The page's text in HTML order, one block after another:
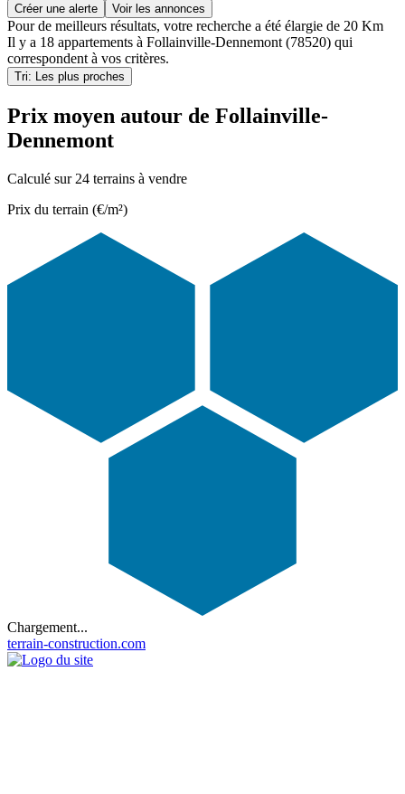
Créer une alerte Voir les annonces
Pour de meilleurs résultats, votre recherche a été élargie de 20 Km
Il y a 18 appartements à Follainville-Dennemont (78520) qui
correspondent à vos critères.
Tri: Les plus proches
Prix moyen autour de Follainville-
Dennemont
Calculé sur 24 terrains à vendre
Prix du terrain (€/m²)
Chargement...
terrain-construction.com